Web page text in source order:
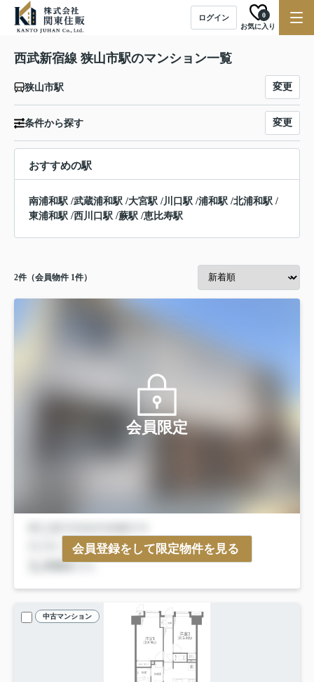
ログイン
お気に入り
0
西武新宿線 狭山市駅のマンション一覧
狭山市駅 変更
条件から探す 変更
おすすめの駅
南浦和駅 /武蔵浦和駅 /大宮駅 /川口駅 /浦和駅 /北浦和駅 /
東浦和駅 /西川口駅 /蕨駅 /恵比寿駅
2件（会員物件 1件）
会員限定
会員登録をして限定物件を見る
中古マンション